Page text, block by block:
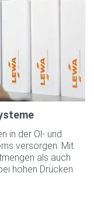
in der Öl- und
versorgen. Mit
als auch
hohen Drücken